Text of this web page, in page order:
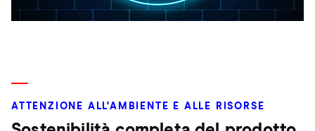
ATTENZIONE ALL'AMBIENTE E ALLE RISORSE